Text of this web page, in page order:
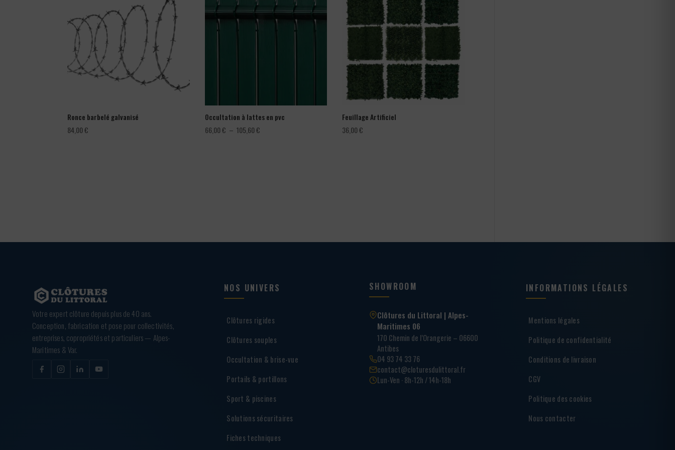
Ronce barbelé galvanisé
84,00€
Occultation à lattes en pvc
66,00€ – 105,60€Plage
Feuillage Artificiel
36,00€
Votre expert clôture depuis plus de 40 ans.
Conception, fabrication et pose pour collectivités,
entreprises, copropriétés et particuliers — Alpes-
Maritimes & Var.
NOS UNIVERS
Clôtures rigides
Clôtures souples
Occultation & brise-vue
Portails & portillons
Sport & piscines
Solutions sécuritaires
Fiches techniques
SHOWROOM
Clôtures du Littoral | Alpes-
Maritimes 06
170 Chemin de l’Orangerie – 06600
Antibes
04 93 74 33 76
contact@cloturesdulittoral.fr
Lun-Ven · 8h-12h / 14h-18h
INFORMATIONS LÉGALES
Mentions légales
Politique de confidentialité
Conditions de livraison
CGV
Politique des cookies
Nous contacter